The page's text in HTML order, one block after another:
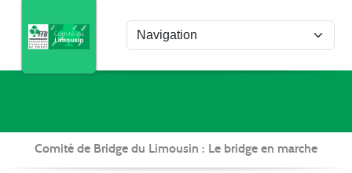
Comité de Bridge du Limousin : Le bridge en marche